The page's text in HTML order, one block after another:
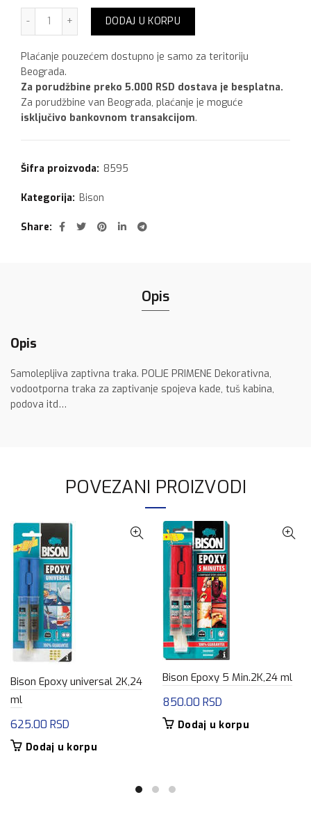
Bison Sealant strip ,38 mm x 3.33 met količina
DODAJ U KORPU
Plaćanje pouzećem dostupno je samo za teritoriju
Beograda.
Za porudžbine preko 5.000 RSD dostava je besplatna.
Za porudžbine van Beograda, plaćanje je moguće
isključivo bankovnom transakcijom.
Šifra proizvoda: 8595
Kategorija: Bison
Share
Opis
Opis
Samolepljiva zaptivna traka. POLJE PRIMENE Dekorativna,
vodootporna traka za zaptivanje spojeva kade, tuš kabina,
podova itd…
POVEZANI PROIZVODI
Bison Epoxy universal 2K,24
ml
625.00 RSD
Dodaj u korpu
Bison Epoxy 5 Min.2K,24 ml
850.00 RSD
Dodaj u korpu